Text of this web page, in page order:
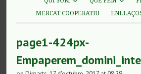
MERCAT COOPERATIU
page1-424px-